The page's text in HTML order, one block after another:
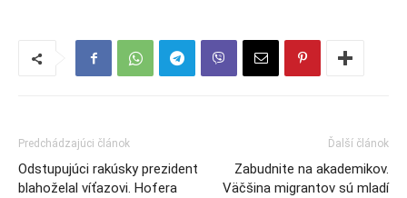
Predchádzajúci článok
Odstupujúci rakúsky prezident
blahoželal víťazovi. Hofera
Ďalší článok
Zabudnite na akademikov.
Väčšina migrantov sú mladí